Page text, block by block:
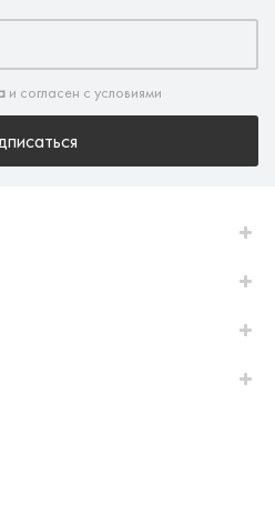
и согласен с условиями